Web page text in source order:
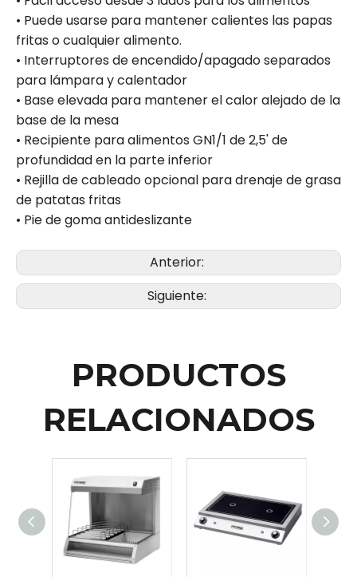
• Puede usarse para mantener calientes las papas
fritas o cualquier alimento.
• Interruptores de encendido/apagado separados
para lámpara y calentador
• Base elevada para mantener el calor alejado de la
base de la mesa
• Recipiente para alimentos GN1/1 de 2,5' de
profundidad en la parte inferior
• Rejilla de cableado opcional para drenaje de grasa
de patatas fritas
• Pie de goma antideslizante
Anterior:
Siguiente:
PRODUCTOS
RELACIONADOS